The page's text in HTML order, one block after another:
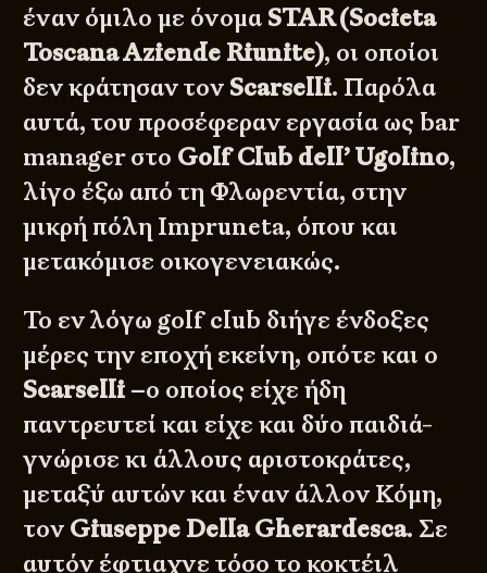
έναν όμιλο με όνομα STAR (Societa
Toscana Aziende Riunite), οι οποίοι
δεν κράτησαν τον Scarselli. Παρόλα
αυτά, του προσέφεραν εργασία ως bar
manager στο Golf Club dell’ Ugolino,
λίγο έξω από τη Φλωρεντία, στην
μικρή πόλη Impruneta, όπου και
μετακόμισε οικογενειακώς.
Το εν λόγω golf club διήγε ένδοξες
μέρες την εποχή εκείνη, οπότε και ο
Scarselli –ο οποίος είχε ήδη
παντρευτεί και είχε και δύο παιδιά-
γνώρισε κι άλλους αριστοκράτες,
μεταξύ αυτών και έναν άλλον Κόμη,
τον Giuseppe Della Gherardesca. Σε
αυτόν έφτιαχνε τόσο το κοκτέιλ